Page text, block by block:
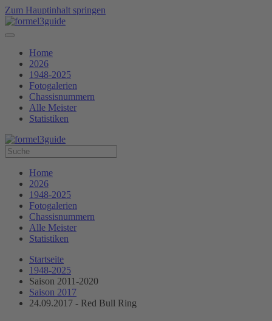
Zum Hauptinhalt springen
Home
2026
1948-2025
Fotogalerien
Chassisnummern
Alle Meister
Statistiken
Home
2026
1948-2025
Fotogalerien
Chassisnummern
Alle Meister
Statistiken
Startseite
1948-2025
Saison 2011-2020
Saison 2017
24.09.2017 - Red Bull Ring